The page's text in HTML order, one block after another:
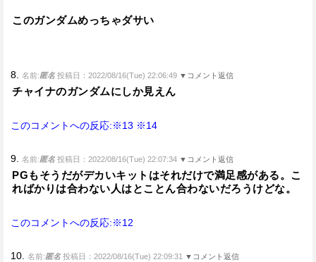
このガンダムめっちゃダサい
8. 名前:匿名 投稿日：2022/08/16(Tue) 22:06:49 ▼コメント返信
チャイナのガンダムにしか見えん
このコメントへの反応:※13 ※14
9. 名前:匿名 投稿日：2022/08/16(Tue) 22:07:34 ▼コメント返信
PGもそうだがデカいキットはそれだけで満足感がある。こ
ればかりは合わない人はとことん合わないだろうけどな。
このコメントへの反応:※12
10. 名前:匿名 投稿日：2022/08/16(Tue) 22:09:31 ▼コメント返信